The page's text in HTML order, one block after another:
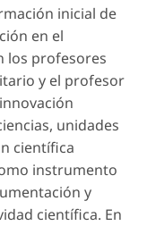
inicial de
en el
los profesores
y el profesor
unidades
científica
instrumento
y
científica. En